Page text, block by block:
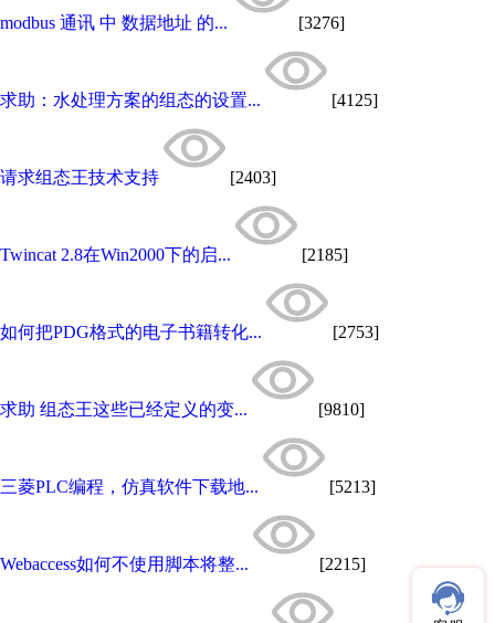
modbus 通讯 中 数据地址 的... [3276]
求助：水处理方案的组态的设置... [4125]
请求组态王技术支持 [2403]
Twincat 2.8在Win2000下的启... [2185]
如何把PDG格式的电子书籍转化... [2753]
求助 组态王这些已经定义的变... [9810]
三菱PLC编程，仿真软件下载地... [5213]
Webaccess如何不使用脚本将整... [2215]